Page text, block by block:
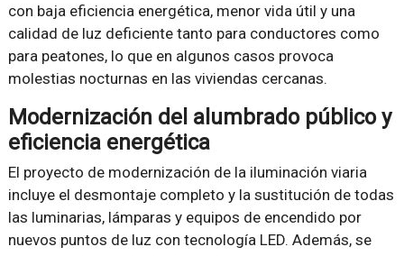
con baja eficiencia energética, menor vida útil y una
calidad de luz deficiente tanto para conductores como
para peatones, lo que en algunos casos provoca
molestias nocturnas en las viviendas cercanas.
Modernización del alumbrado público y
eficiencia energética
El proyecto de modernización de la iluminación viaria
incluye el desmontaje completo y la sustitución de todas
las luminarias, lámparas y equipos de encendido por
nuevos puntos de luz con tecnología LED. Además, se